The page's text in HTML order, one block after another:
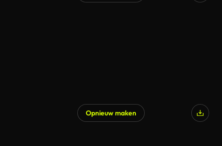
Opnieuw maken